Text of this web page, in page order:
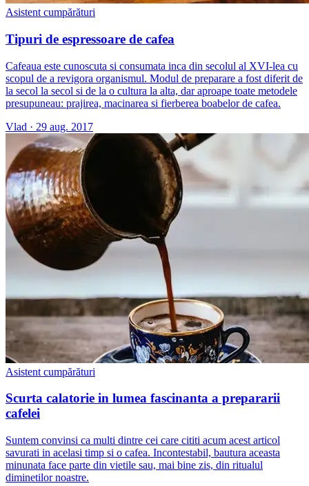
Asistent cumpărături
Tipuri de espressoare de cafea
​Cafeaua este cunoscuta si consumata inca din secolul al XVI-lea cu
scopul de a revigora organismul. Modul de preparare a fost diferit de
la secol la secol si de la o cultura la alta, dar aproape toate metodele
presupuneau: prajirea, macinarea si fierberea boabelor de cafea.
Vlad · 29 aug. 2017
Asistent cumpărături
Scurta calatorie in lumea fascinanta a prepararii
cafelei
Suntem convinsi ca multi dintre cei care cititi acum acest articol
savurati in acelasi timp si o cafea. Incontestabil, bautura aceasta
minunata face parte din vietile sau, mai bine zis, din ritualul
diminetilor noastre.